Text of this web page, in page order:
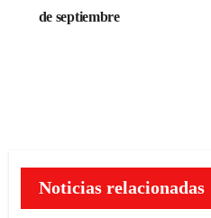
de
de septiembre
Noticias relacionadas